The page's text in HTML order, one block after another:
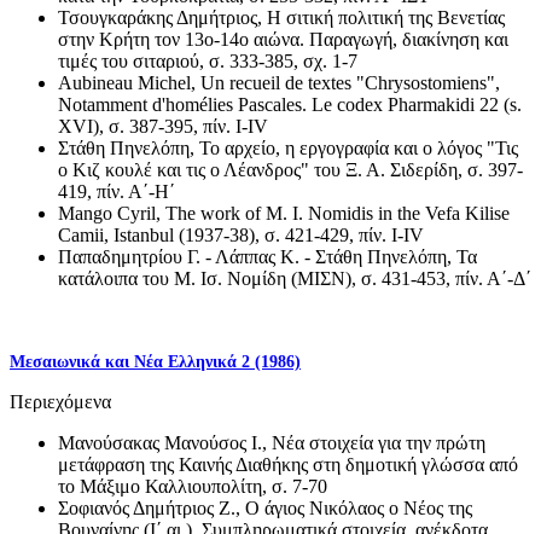
Τσουγκαράκης Δημήτριος, Η σιτική πολιτική της Βενετίας
στην Κρήτη τον 13ο-14ο αιώνα. Παραγωγή, διακίνηση και
τιμές του σιταριού, σ. 333-385, σχ. 1-7
Αubineau Μichel, Un recueil de textes "Chrysostomiens",
Notamment d'homélies Pascales. Le codex Pharmakidi 22 (s.
ΧVΙ), σ. 387-395, πίν. Ι-ΙV
Στάθη Πηνελόπη, Το αρχείο, η εργογραφία και ο λόγος "Τις
ο Κιζ κουλέ και τις ο Λέανδρος" του Ξ. Α. Σιδερίδη, σ. 397-
419, πίν. Α΄-Η΄
Mango Cyril, The work of M. I. Nomidis in the Vefa Kilise
Camii, Istanbul (1937-38), σ. 421-429, πίν. Ι-ΙV
Παπαδημητρίου Γ. - Λάππας Κ. - Στάθη Πηνελόπη, Τα
κατάλοιπα του Μ. Ισ. Νομίδη (ΜΙΣΝ), σ. 431-453, πίν. Α΄-Δ΄
Μεσαιωνικά και Νέα Ελληνικά 2 (1986)
Περιεχόμενα
Μανούσακας Μανούσος Ι., Νέα στοιχεία για την πρώτη
μετάφραση της Καινής Διαθήκης στη δημοτική γλώσσα από
το Μάξιμο Καλλιουπολίτη, σ. 7-70
Σοφιανός Δημήτριος Ζ., Ο άγιος Νικόλαος ο Νέος της
Βουναίνης (Ι΄ αι.). Συμπληρωματικά στοιχεία, ανέκδοτα